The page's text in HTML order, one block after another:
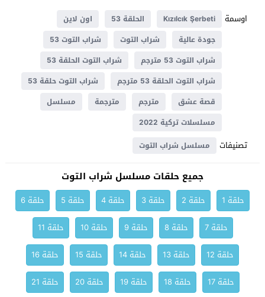
اوسمة
Kızılcık Şerbeti الحلقة 53
اون لاين
جودة عالية
شراب التوت
شراب التوت 53
شراب التوت 53 مترجم
شراب التوت الحلقة 53
شراب التوت الحلقة 53 مترجم
شراب التوت حلقة 53
قصة عشق
مترجم مترجمة
مسلسل
مسلسلات تركية 2022
تصنيفات مسلسل شراب التوت
جميع حلقات مسلسل شراب التوت
حلقة 1 حلقة 2 حلقة 3 حلقة 4 حلقة 5
حلقة 6
حلقة 7
حلقة 8 حلقة 9 حلقة 10
حلقة 11
حلقة 12
حلقة 13 حلقة 14 حلقة 15
حلقة 16
حلقة 17
حلقة 18 حلقة 19 حلقة 20
حلقة 21